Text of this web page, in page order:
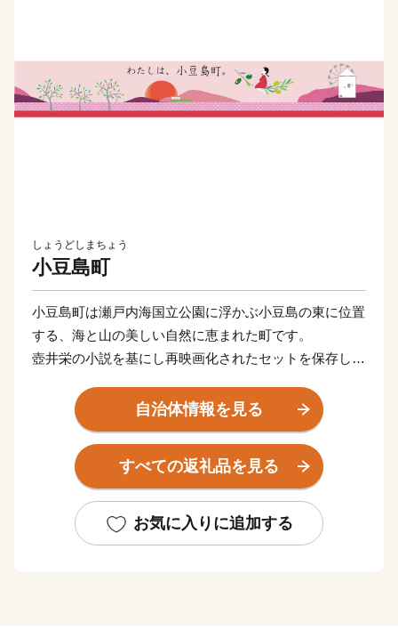
しょうどしまちょう
小豆島町
小豆島町は瀬戸内海国立公園に浮かぶ小豆島の東に位置
する、海と山の美しい自然に恵まれた町です。
壺井栄の小説を基にし再映画化されたセットを保存した
渓、18世紀頃より伝承されてきている農村歌舞伎舞台な
ど、数多くの観光スポットを有しています。
醤油、佃煮、そうめんなどの伝統産業、日本におけるオ
リーブ発祥の地、小豆島でつくられるオリーブオイルな
自治体情報を見る
すべての返礼品を見る
お気に入りに追加する